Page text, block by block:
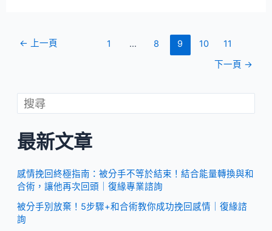
← 上一頁 1 ... 8 9 10
11
下一頁 →
最新文章
感情挽回終極指南：被分手不等於結束！結合能量轉換與和
合術，讓他再次回頭｜復緣專業諮詢
被分手別放棄！5步驟+和合術教你成功挽回感情｜復緣諮
詢